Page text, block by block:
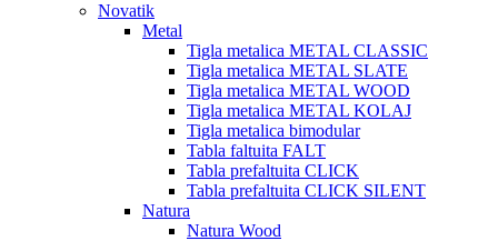
Novatik
Metal
Tigla metalica METAL CLASSIC
Tigla metalica METAL SLATE
Tigla metalica METAL WOOD
Tigla metalica METAL KOLAJ
Tigla metalica bimodular
Tabla faltuita FALT
Tabla prefaltuita CLICK
Tabla prefaltuita CLICK SILENT
Natura
Natura Wood